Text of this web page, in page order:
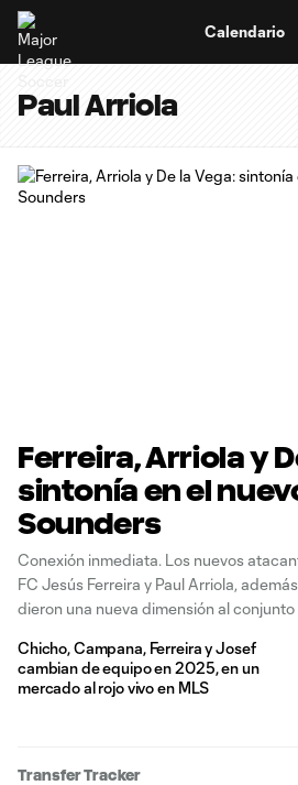
Calendario
Paul Arriola
Ferreira, Arriola y
sintonía en el
Sounders
Conexión inmediata. Los nuevos
FC Jesús Ferreira y Paul Arriola,
dieron una nueva dimensión al
Chicho, Campana, Ferreira y Josef
cambian de equipo en 2025, en un
mercado al rojo vivo en MLS
Transfer Tracker